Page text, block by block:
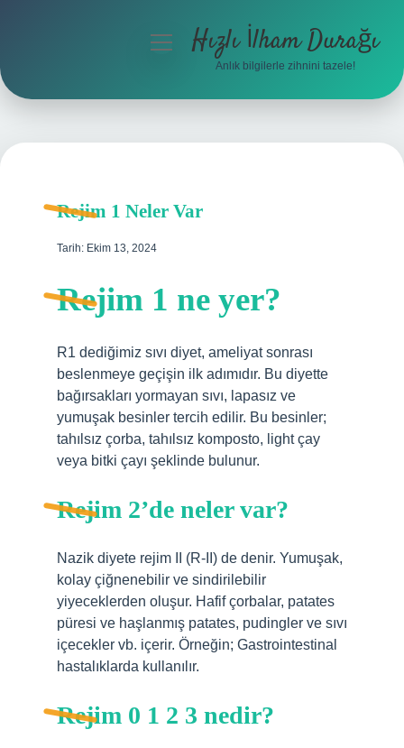
Hakkımızda
menüyüHızlı İlham Durağı
Anlık bilgilerle zihnini tazele!
Rejim 1 Neler Var
Tarih: Ekim 13, 2024
Rejim 1 ne yer?
R1 dediğimiz sıvı diyet, ameliyat sonrası
beslenmeye geçişin ilk adımıdır. Bu diyette
bağırsakları yormayan sıvı, lapasız ve
yumuşak besinler tercih edilir. Bu besinler;
tahılsız çorba, tahılsız komposto, light çay
veya bitki çayı şeklinde bulunur.
Rejim 2’de neler var?
Nazik diyete rejim II (R-II) de denir. Yumuşak,
kolay çiğnenebilir ve sindirilebilir
yiyeceklerden oluşur. Hafif çorbalar, patates
püresi ve haşlanmış patates, pudingler ve sıvı
içecekler vb. içerir. Örneğin; Gastrointestinal
hastalıklarda kullanılır.
Rejim 0 1 2 3 nedir?